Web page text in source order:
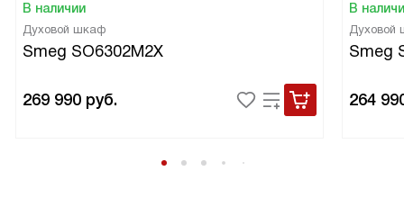
В наличии
Духовой шкаф
Smeg SO6302M2X
269 990 руб.
В
Духовой
Smeg
264